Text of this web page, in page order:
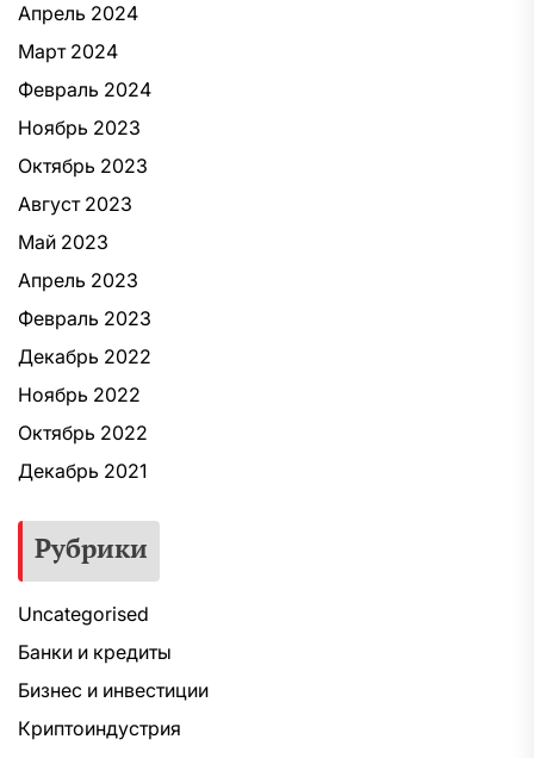
Апрель 2024
Март 2024
Февраль 2024
Ноябрь 2023
Октябрь 2023
Август 2023
Май 2023
Апрель 2023
Февраль 2023
Декабрь 2022
Ноябрь 2022
Октябрь 2022
Декабрь 2021
Рубрики
Uncategorised
Банки и кредиты
Бизнес и инвестиции
Криптоиндустрия